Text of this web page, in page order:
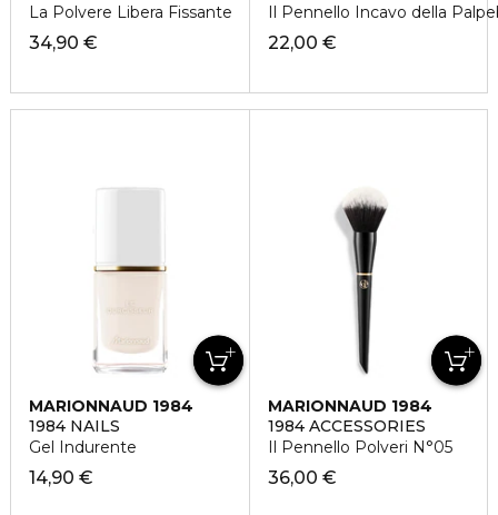
La Polvere Libera Fissante
34,90 €
Il Pennello Incavo della
22,00 €
MARIONNAUD 1984
1984 NAILS
Gel Indurente
14,90 €
MARIONNAUD 1984
1984 ACCESSORIES
Il Pennello Polveri N°05
36,00 €